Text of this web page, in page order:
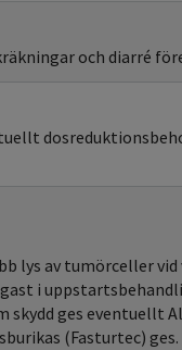
och diarré
lys av tumörceller vid
i
skydd ges eventuellt
(Fasturtec) ges.